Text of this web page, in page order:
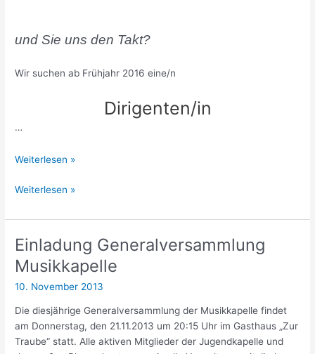
und Sie uns den Takt?
Wir suchen ab Frühjahr 2016 eine/n
Dirigenten/in
…
Wir
den
an
–
und
Sie
uns
Takt?
Weiterlesen »
Wir
den
an
–
und
uns
den
Takt?
Weiterlesen »
Einladung Generalversammlung
Musikkapelle
10. November 2013
Die diesjährige Generalversammlung der Musikkapelle findet
am Donnerstag, den 21.11.2013 um 20:15 Uhr im Gasthaus „Zur
Traube“ statt. Alle aktiven Mitglieder der Jugendkapelle und